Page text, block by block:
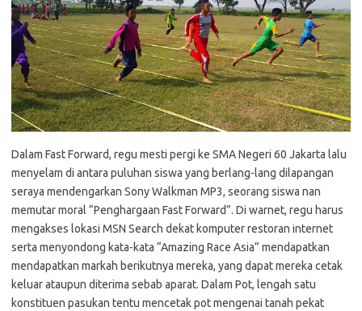
Dalam Fast Forward, regu mesti pergi ke SMA Negeri 60 Jakarta lalu
menyelam di antara puluhan siswa yang berlang-lang dilapangan
seraya mendengarkan Sony Walkman MP3, seorang siswa nan
memutar moral “Penghargaan Fast Forward”. Di warnet, regu harus
mengakses lokasi MSN Search dekat komputer restoran internet
serta menyondong kata-kata “Amazing Race Asia” mendapatkan
mendapatkan markah berikutnya mereka, yang dapat mereka cetak
keluar ataupun diterima sebab aparat. Dalam Pot, lengah satu
konstituen pasukan tentu mencetak pot mengenai tanah pekat